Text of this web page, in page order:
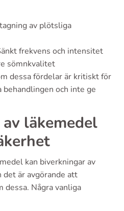
av plötsliga
frekvens och intensitet
sömnkvalitet
dessa fördelar är kritiskt för
och inte ge
läkemedel
kan biverkningar av
är avgörande att
dessa. Några vanliga